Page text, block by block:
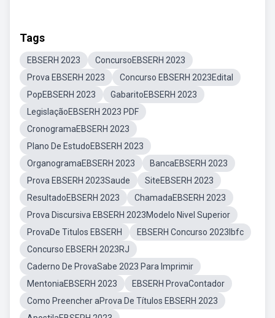
Tags
EBSERH 2023
ConcursoEBSERH 2023
Prova EBSERH 2023
Concurso EBSERH 2023Edital
PopEBSERH 2023
GabaritoEBSERH 2023
LegislaçãoEBSERH 2023 PDF
CronogramaEBSERH 2023
Plano De EstudoEBSERH 2023
OrganogramaEBSERH 2023
BancaEBSERH 2023
Prova EBSERH 2023Saude
SiteEBSERH 2023
ResultadoEBSERH 2023
ChamadaEBSERH 2023
Prova Discursiva EBSERH 2023Modelo Nivel Superior
ProvaDe Titulos EBSERH
EBSERH Concurso 2023Ibfc
Concurso EBSERH 2023RJ
Caderno De ProvaSabe 2023 Para Imprimir
MentoniaEBSERH 2023
EBSERH ProvaContador
Como Preencher aProva De Títulos EBSERH 2023